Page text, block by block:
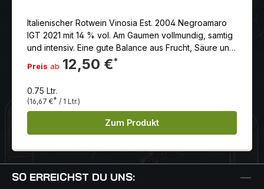
Italienischer Rotwein Vinosia Est. 2004 Negroamaro
IGT 2021 mit 14 % vol. Am Gaumen vollmundig, samtig
und intensiv. Eine gute Balance aus Frucht, Säure und
weichen Tanninen sorgt für ein harmonisches
Trinkerlebnis.
Preis ab 12,50 €*
0.75 Ltr.
(16,67 €* / 1 Ltr.)
Zum Produkt
SO ERREICHST DU UNS: